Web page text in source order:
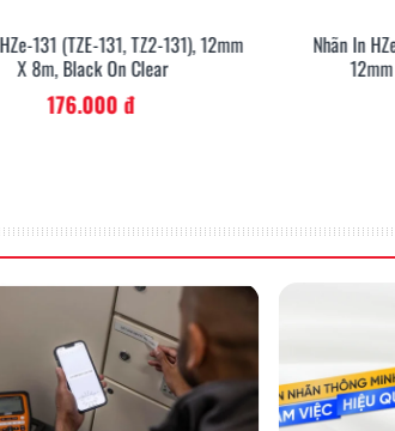
In ống lồng
131 (TZE-131, TZ2-131), 12mm
X 8m, Black On Clear
176.000 đ
Nhãn In